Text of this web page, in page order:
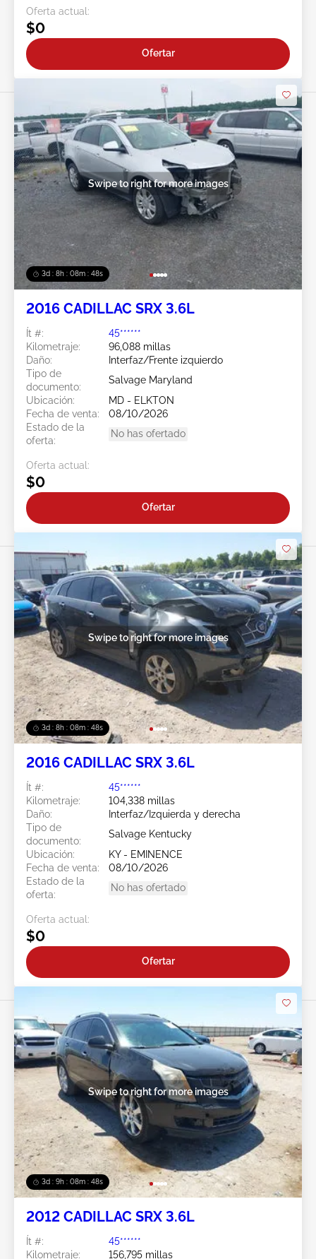
Oferta actual:
$0
Ofertar
3d : 8h : 08m : 45s
Swipe to right for more images
2016 CADILLAC SRX 3.6L
Ít #:
45******
Kilometraje:
96,088 millas
Daño:
Interfaz/Frente izquierdo
Tipo de
documento:
Salvage Maryland
Ubicación:
MD - ELKTON
Fecha de venta:
08/10/2026
Estado de la
oferta:
No has ofertado
Oferta actual:
$0
Ofertar
3d : 8h : 08m : 45s
Swipe to right for more images
2016 CADILLAC SRX 3.6L
Ít #:
45******
Kilometraje:
104,338 millas
Daño:
Interfaz/Izquierda y derecha
Tipo de
documento:
Salvage Kentucky
Ubicación:
KY - EMINENCE
Fecha de venta:
08/10/2026
Estado de la
oferta:
No has ofertado
Oferta actual:
$0
Ofertar
3d : 9h : 08m : 45s
Swipe to right for more images
2012 CADILLAC SRX 3.6L
Ít #:
45******
Kilometraje:
156,795 millas